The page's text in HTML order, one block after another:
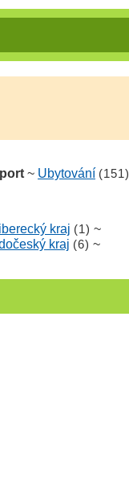
~ Ubytování (151)
kraj (1) ~
kraj (6) ~